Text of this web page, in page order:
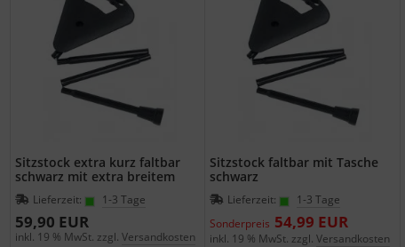
Sitzstock extra kurz faltbar
schwarz mit extra breitem
Gummipuffer
Lieferzeit: 1-3 Tage
59,90 EUR
inkl. 19 % MwSt. zzgl. Versandkosten
Sitzstock faltbar mit Tasche
schwarz
Lieferzeit:
1-3 Tage
Sonderpreis 54,99 EUR
inkl. 19 % MwSt. zzgl.Versandkosten